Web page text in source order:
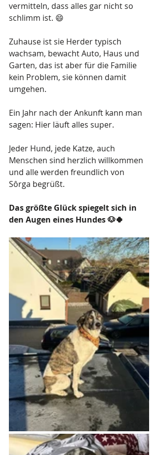
vermitteln, dass alles gar nicht so
schlimm ist. 😄
Zuhause ist sie Herder typisch
wachsam, bewacht Auto, Haus und
Garten, das ist aber für die Familie
kein Problem, sie können damit
umgehen.
Ein Jahr nach der Ankunft kann man
sagen: Hier läuft alles super.
Jeder Hund, jede Katze, auch
Menschen sind herzlich willkommen
und alle werden freundlich von
Sôrga begrüßt.
Das größte Glück spiegelt sich in
den Augen eines Hundes 🐶🍀